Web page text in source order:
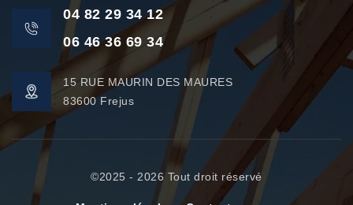
04 82 29 34 12
06 46 36 69 34
15 RUE MAURIN DES MAURES
83600 Frejus
©2025 - 2026 Tout droit réservé